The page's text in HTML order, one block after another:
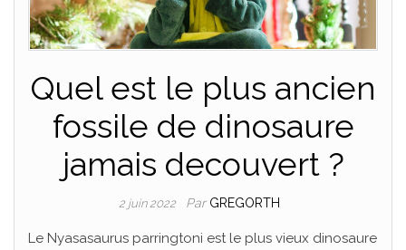
Quel est le plus ancien
fossile de dinosaure
jamais decouvert ?
2 juin 2022 Par GREGORTH
Le Nyasasaurus parringtoni est le plus vieux dinosaure